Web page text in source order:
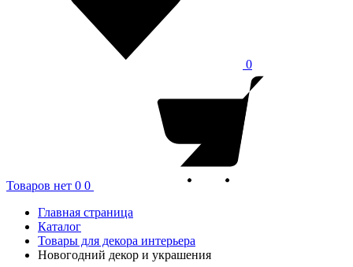
0
Товаров нет 0 0
Главная страница
Каталог
Товары для декора интерьера
Новогодний декор и украшения